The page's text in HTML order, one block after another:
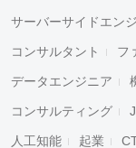
サーバーサイドエン
コンサルタント フ
データエンジニア
コンサルティング
人工知能 起業